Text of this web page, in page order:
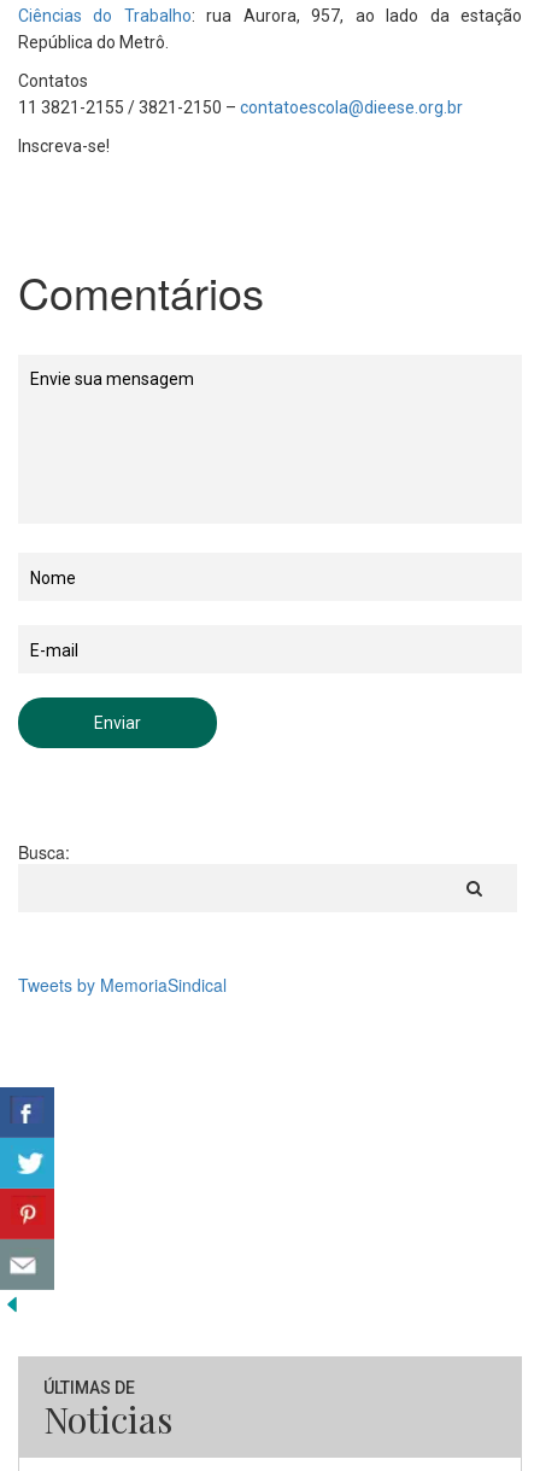
Ciências do Trabalho: rua Aurora, 957, ao lado da estação
República do Metrô.
Contatos
11 3821-2155 / 3821-2150 – contatoescola@dieese.org.br
Inscreva-se!
Comentários
Busca:
Tweets by MemoriaSindical
ÚLTIMAS DE
Noticias